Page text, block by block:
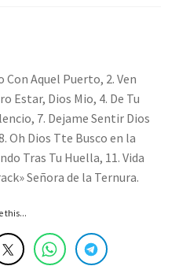
Con Aquel Puerto, 2. Ven
Estar, Dios Mio, 4. De Tu
7. Dejame Sentir Dios
Oh Dios Tte Busco en la
Tras Tu Huella, 11. Vida
Señora de la Ternura.
this...